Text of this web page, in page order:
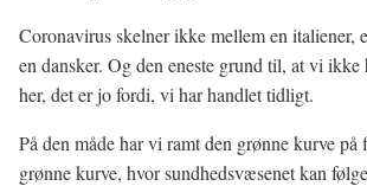
Coronavirus skelner ikke mellem en italiener,
en dansker. Og den eneste grund til, at vi
her, det er jo fordi, vi har handlet tidligt.
På den måde har vi ramt den grønne kurve på
grønne kurve, hvor sundhedsvæsenet kan